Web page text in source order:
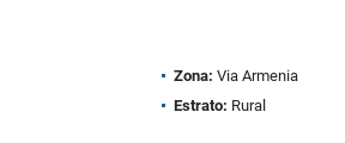
Zona: Via Armenia
Estrato: Rural